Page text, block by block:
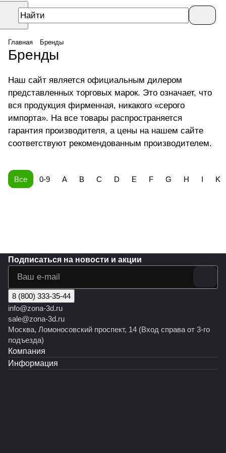
Главная Бренды
Бренды
Наш сайт является официальным дилером
представленных торговых марок. Это означает, что
вся продукция фирменная, никакого «серого
импорта». На все товары распространяется
гарантия производителя, а цены на нашем сайте
соответствуют рекомендованным производителем.
Все 0-9 A B C D E F G H I K
Подписаться на новости и акции
8 (800) 333-35-44
info@zona-3d.ru
sale@zona-3d.ru
Москва, Ломоносовский проспект, 14 (Вход справа от 3-го
подъезда)
Компания
Информация